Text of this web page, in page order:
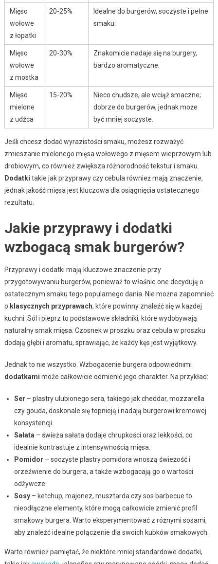
Mięso
wołowe
z łopatki
20-25%
Idealne do burgerów, soczyste i pełne
smaku.
Mięso
wołowe
z mostka
20-30%
Znakomicie nadaje się na burgery,
bardzo aromatyczne.
Mięso
mielone
z udźca
15-20%
Nieco chudsze, ale wciąż smaczne;
dobrze do burgerów, jednak może
być mniej soczyste.
Jeśli chcesz dodać wyrazistości smaku, możesz rozważyć
zmieszanie mielonego mięsa wołowego z mięsem wieprzowym lub
drobiowym, co również zwiększa różnorodność tekstur i smaku.
Dodatki takie jak przyprawy czy cebula również mają znaczenie,
jednak jakość mięsa jest kluczowa dla osiągnięcia ostatecznego
rezultatu.
Jakie przyprawy i dodatki
wzbogacą smak burgerów?
Przyprawy i dodatki mają kluczowe znaczenie przy
przygotowywaniu burgerów, ponieważ to właśnie one decydują o
ostatecznym smaku tego popularnego dania. Nie można zapomnieć
o klasycznych przyprawach, które powinny znaleźć się w każdej
kuchni. Sól i pieprz to podstawowe składniki, które wydobywają
naturalny smak mięsa. Czosnek w proszku oraz cebula w proszku
dodają głębi i aromatu, sprawiając, że każdy kęs jest wyjątkowy.
Jednak to nie wszystko. Wzbogacenie burgera odpowiednimi
dodatkami może całkowicie odmienić jego charakter. Na przykład:
Ser – plastry ulubionego sera, takiego jak cheddar, mozzarella
czy gouda, doskonale się topnieją i nadają burgerowi kremowej
konsystencji.
Sałata – świeża sałata dodaje chrupkości oraz lekkości, co
idealnie kontrastuje z intensywnością mięsa.
Pomidor – soczyste plastry pomidora wnoszą świeżość i
orzeźwienie do burgera, a także wzbogacają go o wartości
odżywcze.
Sosy– ketchup, majonez, musztarda czy sos barbecue to
nieodłączne elementy, które mogą całkowicie zmienić profil
smakowy burgera. Warto eksperymentować z różnymi sosami,
aby znaleźć idealne połączenie dla swoich kubków smakowych.
Warto również pamiętać, że niektóre mniej standardowe dodatki,